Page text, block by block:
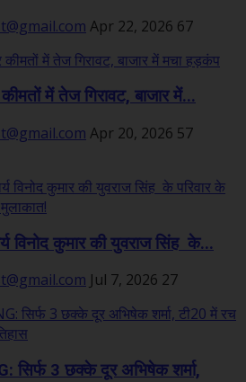
Apr 22, 2026 67
में तेज गिरावट, बाजार में...
Apr 20, 2026 57
विनोद कुमार की युवराज सिंह के...
Jul 7, 2026 27
सिर्फ 3 छक्के दूर अभिषेक शर्मा,